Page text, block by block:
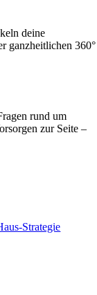
deine
ganzheitlichen 360°
rund um
zur Seite –